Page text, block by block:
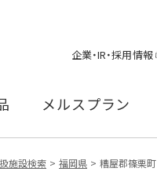
企業・IR・採用情報
メルスプラン
施設検索 福岡県 糟屋郡篠栗町